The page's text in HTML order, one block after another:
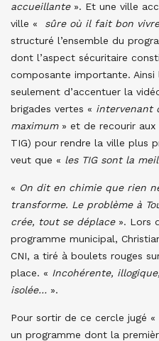
accueillante». Et une ville
ville « sûre où il fait bon vivre
structuré l’ensemble du
dont l’aspect sécuritaire
composante importante.
seulement d’accentuer la
brigades vertes « intervenant
maximum» et de recourir aux
TIG) pour rendre la ville plus
veut que « les TIG sont la
« On dit en chimie que rien
transforme. Le problème à
crée, tout se déplace». Lors
programme municipal,
CNI, a tiré à boulets rouges
place. « Incohérente,
isolée… ».
Pour sortir de ce cercle jugé «
un programme dont la